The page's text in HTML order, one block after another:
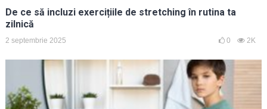
De ce să incluzi exercițiile de stretching în rutina ta
zilnică
2 septembrie 2025 0 2K